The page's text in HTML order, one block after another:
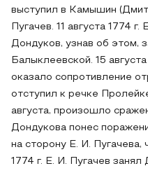
выступил в Камышин
Пугачев. 11 августа 1774
Дондуков, узнав об этом,
Балыклеевской. 15
оказало сопротивление
отступил к речке
августа, произошло
Дондукова понес
на сторону Е. И. Пугачева,
1774 г. Е. И. Пугачев